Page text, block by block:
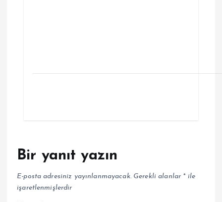
Bir yanıt yazın
E-posta adresiniz yayınlanmayacak. Gerekli alanlar *ile
işaretlenmişlerdir